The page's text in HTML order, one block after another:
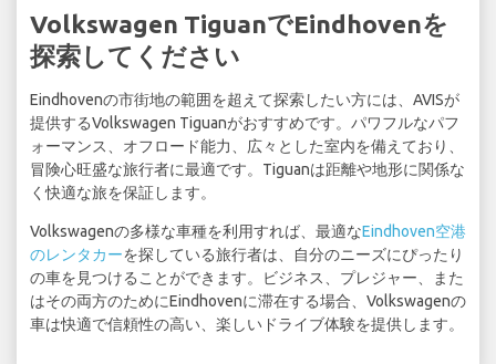
Volkswagen TiguanでEindhovenを
探索してください
Eindhovenの市街地の範囲を超えて探索したい方には、AVISが
提供するVolkswagen Tiguanがおすすめです。パワフルなパフ
ォーマンス、オフロード能力、広々とした室内を備えており、
冒険心旺盛な旅行者に最適です。Tiguanは距離や地形に関係な
く快適な旅を保証します。
Volkswagenの多様な車種を利用すれば、最適なEindhoven空港
のレンタカーを探している旅行者は、自分のニーズにぴったり
の車を見つけることができます。ビジネス、プレジャー、また
はその両方のためにEindhovenに滞在する場合、Volkswagenの
車は快適で信頼性の高い、楽しいドライブ体験を提供します。